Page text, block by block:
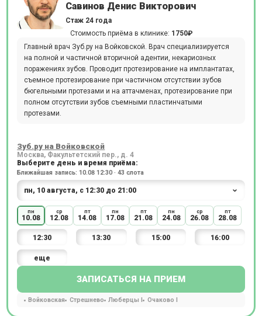
Савинов Денис Викторович
Стаж 24 года
Стоимость приёма в клинике: 1750₽
Главный врач Зуб.ру на Войковской. Врач специализируется
на полной и частичной вторичной адентии, некариозных
поражениях зубов. Проводит протезирование на имплантатах,
съемное протезирование при частичном отсутствии зубов
бюгельными протезами и на аттачменах, протезирование при
полном отсутствии зубов съемными пластинчатыми
протезами.
Зуб.ру на Войковской
Москва, Факультетский пер., д. 4
Выберите день и время приёма:
Ближайшая запись: 10.08 12:30 · 43 слота
пн
10.08
ср
12.08
пт
14.08
пн
17.08
пт
21.08
пн
24.08
ср
26.08
пт
28.08
12:30 13:30 15:00 16:00
еще
ЗАПИСАТЬСЯ НА ПРИЕМ
Войковская Стрешнево Люберцы I Очаково I